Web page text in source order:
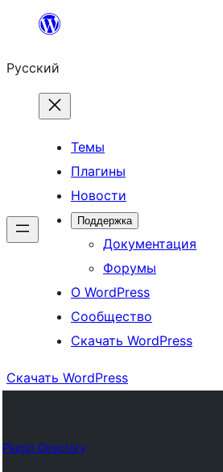
Перейти
содержимому
Русский
Темы
Плагины
Новости
Поддержка
Документация
Форумы
О WordPress
Сообщество
Скачать WordPress
Скачать WordPress
Plugin Directory